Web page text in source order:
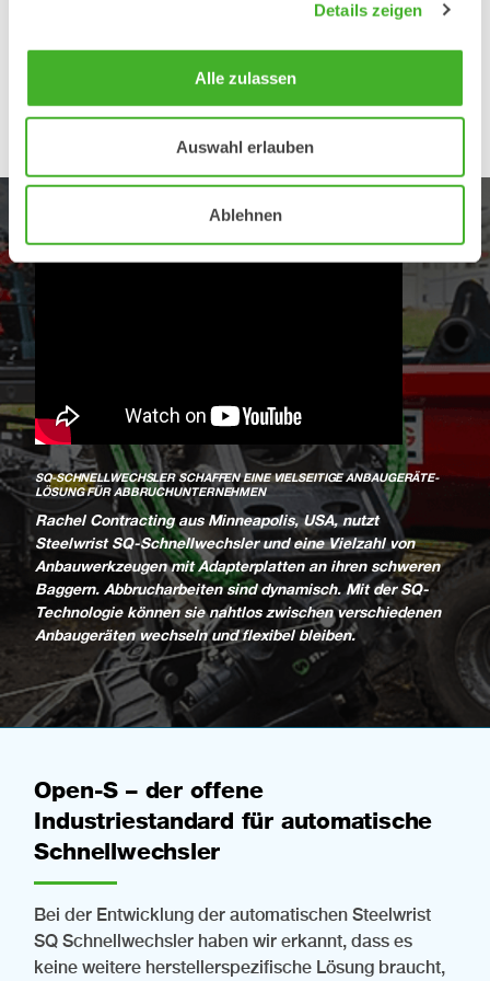
Details zeigen
Alle zulassen
Auswahl erlauben
Ablehnen
SQ-SCHNELLWECHSLER SCHAFFEN EINE VIELSEITIGE ANBAUGERÄTE-
LÖSUNG FÜR ABBRUCHUNTERNEHMEN
Rachel Contracting aus Minneapolis, USA, nutzt
Steelwrist SQ-Schnellwechsler und eine Vielzahl von
Anbauwerkzeugen mit Adapterplatten an ihren schweren
Baggern.Abbrucharbeiten sind dynamisch. Mit der SQ-
Technologie können sie nahtlos zwischen verschiedenen
Anbaugeräten wechseln und flexibel bleiben.
Open-S – der offene
Industriestandard für automatische
Schnellwechsler
Bei der Entwicklung der automatischen Steelwrist
SQ Schnellwechsler haben wir erkannt, dass es
keine weitere herstellerspezifische Lösung braucht,